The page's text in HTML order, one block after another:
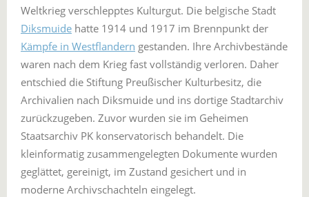
Weltkrieg verschlepptes Kulturgut. Die belgische Stadt
Diksmuide hatte 1914 und 1917 im Brennpunkt der
Kämpfe in Westflandern gestanden. Ihre Archivbestände
waren nach dem Krieg fast vollständig verloren. Daher
entschied die Stiftung Preußischer Kulturbesitz, die
Archivalien nach Diksmuide und ins dortige Stadtarchiv
zurückzugeben. Zuvor wurden sie im Geheimen
Staatsarchiv PK konservatorisch behandelt. Die
kleinformatig zusammengelegten Dokumente wurden
geglättet, gereinigt, im Zustand gesichert und in
moderne Archivschachteln eingelegt.